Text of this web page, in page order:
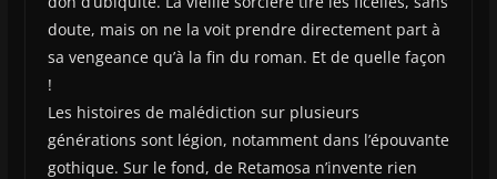
doute, mais on ne la voit prendre directement part à
sa vengeance qu’à la fin du roman. Et de quelle façon
!
Les histoires de malédiction sur plusieurs
générations sont légion, notamment dans l’épouvante
gothique. Sur le fond, de Retamosa n’invente rien